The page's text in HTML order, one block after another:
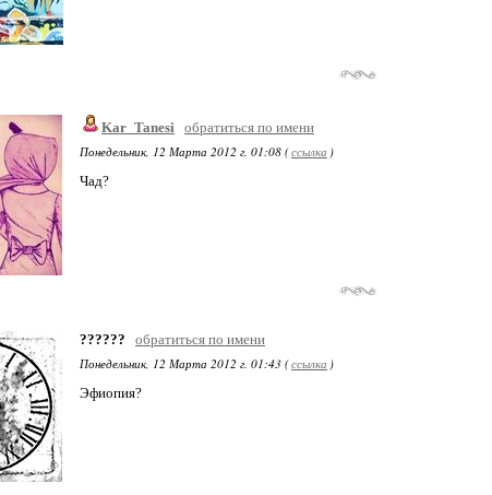
Kar_Tanesi обратиться по имени
Понедельник, 12 Марта 2012 г. 01:08 (ссылка )
Чад?
??????
обратиться по имени
Понедельник, 12 Марта 2012 г. 01:43 (ссылка )
Эфиопия?